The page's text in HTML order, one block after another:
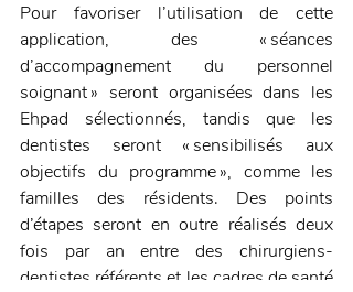
Pour favoriser l’utilisation de cette
application, des « séances
d’accompagnement du personnel
soignant » seront organisées dans les
Ehpad sélectionnés, tandis que les
dentistes seront « sensibilisés aux
objectifs du programme », comme les
familles des résidents. Des points
d’étapes seront en outre réalisés deux
fois par an entre des chirurgiens-
dentistes référents et les cadres de santé